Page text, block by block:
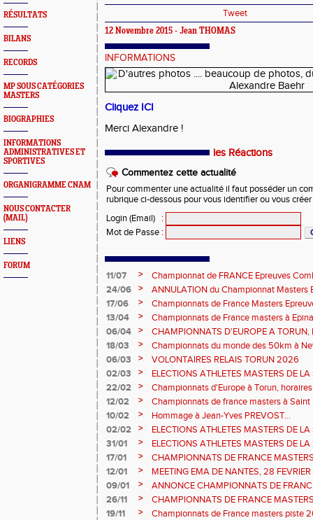
RÉSULTATS
BILANS
RECORDS
MP SOUS CATÉGORIES
MASTERS
BIOGRAPHIES
INFORMATIONS
ADMINISTRATIVES ET
SPORTIVES
ORGANIGRAMME CNAM
NOUS CONTACTER
(MAIL)
LIENS
FORUM
Tweet
12 Novembre 2015 - Jean THOMAS
INFORMATIONS
Cliquez ICI
Merci Alexandre !
les Réactions
Commentez cette actualité
Pour commenter une actualité il faut posséder un
rubrique ci-dessous pour vous identifier ou vous
Login (Email)
:
Mot de Passe :
11/07 >
Championnat de FRANCE Epreuves
et Marche CHATEAUROUX
24/06 >
ANNULATION du Championnat Masters
Châteauroux les 27-28 juin
17/06 >
Championnats de France Masters
fond long
13/04 >
Championnats de France masters à
prévisionnels, montée de barres et
06/04 >
CHAMPIONNATS D'EUROPE A
18/03
>
Championnats du monde des 50km à
Sébastien DOUMENC.
06/03 >
VOLONTAIRES RELAIS TORUN 2026
02/03
>
ELECTIONS ATHLETES MASTERS DE
2ème vote : athlètes hommes.
22/02 >
Championnats d'Europe à Torun,
informations...
12/02 >
Championnats de france masters à Saint
février 2026.
10/02 >
Hommage à Jean-Yves PREVOST...
02/02
>
ELECTIONS ATHLETES MASTERS DE
vote : athlètes femmes.
31/01 >
ELECTIONS ATHLETES MASTERS DE
17/01
>
CHAMPIONNATS DE FRANCE
informations sur les inscriptions et report
12/01 >
MEETING EMA DE NANTES, 28
09/01
>
ANNONCE CHAMPIONNATS DE
ÉPREUVES COMBINÉES ET ÉPREUVES
26/11 >
CHAMPIONNATS DE FRANCE
2026, site de l'organisation.
19/11 >
Championnats de France masters piste